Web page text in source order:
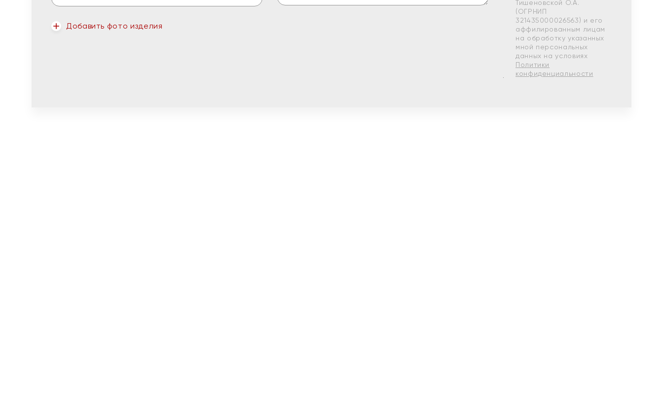
Добавить фото изделия
Тишеновской О.А.
(ОГРНИП
321435000026563) и его
аффилированным лицам
на обработку указанных
мной персональных
данных на условиях
Политики
конфиденциальности